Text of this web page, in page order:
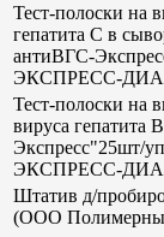
Тест-полоски на
гепатита С в
антиВГС-
ЭКСПРЕСС-
Тест-полоски на
вируса
Экспресс"25шт/
ЭКСПРЕСС-
Штатив д/
(ООО